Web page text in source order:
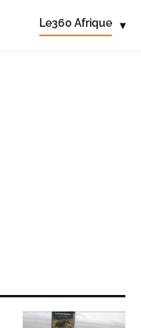
Le360 Afrique ▾